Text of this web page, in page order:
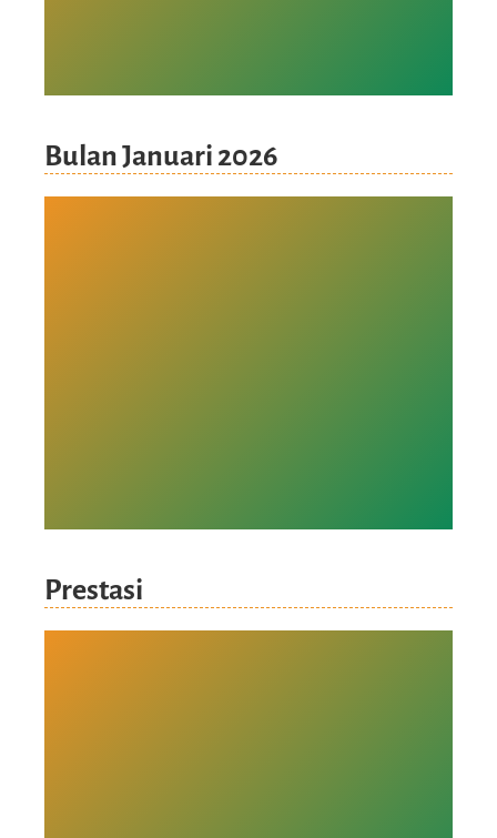
Bulan Januari 2026
Prestasi